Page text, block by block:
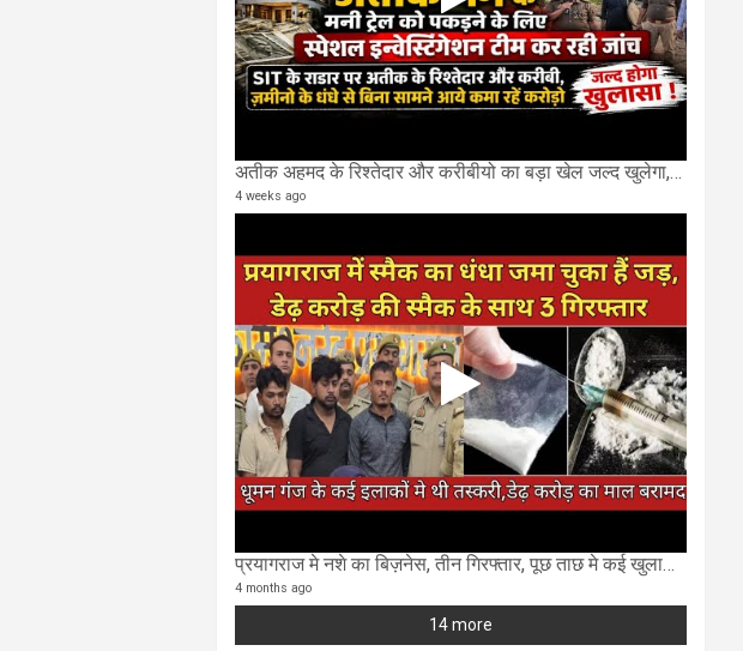
अतीक अहमद के रिश्तेदार और करीबीयो का बड़ा खेल जल्द खुलेगा,छुप कर करोड़ो कमाने वाले SIT के राडार पर
4 weeks ago
प्रयागराज मे नशे का बिज़नेस, तीन गिरफ्तार, पूछ ताछ मे कई खुलासा..
4 months ago
14 more